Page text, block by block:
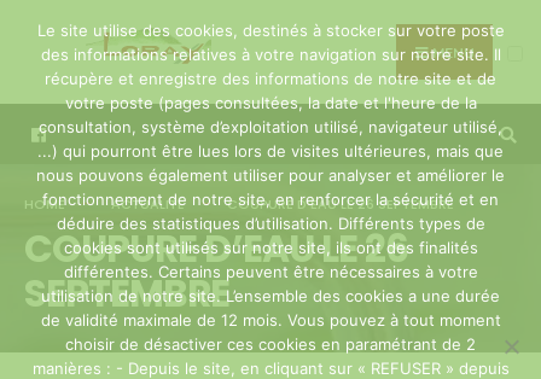
Skip
content
MENU
HOME ACTUALITÉ COUPURE D’EAU LE 26 SEPTEMBRE
COUPURE D’EAU LE 26
SEPTEMBRE
for:
Le site utilise des cookies, destinés à stocker sur votre poste
des informations relatives à votre navigation sur notre site. Il
récupère et enregistre des informations de notre site et de
votre poste (pages consultées, la date et l'heure de la
consultation, système d’exploitation utilisé, navigateur utilisé,
...) qui pourront être lues lors de visites ultérieures, mais que
nous pouvons également utiliser pour analyser et améliorer le
fonctionnement de notre site, en renforcer la sécurité et en
déduire des statistiques d’utilisation. Différents types de
cookies sont utilisés sur notre site, ils ont des finalités
différentes. Certains peuvent être nécessaires à votre
utilisation de notre site. L’ensemble des cookies a une durée
de validité maximale de 12 mois. Vous pouvez à tout moment
choisir de désactiver ces cookies en paramétrant de 2
manières : - Depuis le site, en cliquant sur « REFUSER » depuis